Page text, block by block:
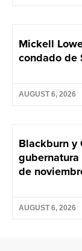
Mickell
condado de
AUGUST 6, 2026
Blackburn y
gubernatura
de
AUGUST 6, 2026